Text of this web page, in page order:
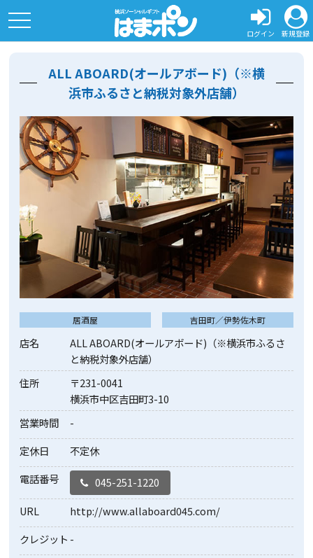
ログイン 新規登録
toggle
navigation
ALL ABOARD(オールアボード)（※横
浜市ふるさと納税対象外店舗）
居酒屋 吉田町／伊勢佐木町
店名
ALL ABOARD(オールアボード)（※横浜市ふるさ
と納税対象外店舗）
住所
〒231-0041
横浜市中区吉田町3-10
営業時間
-
定休日
不定休
電話番号
045-251-1220
URL
http://www.allaboard045.com/
クレジット -